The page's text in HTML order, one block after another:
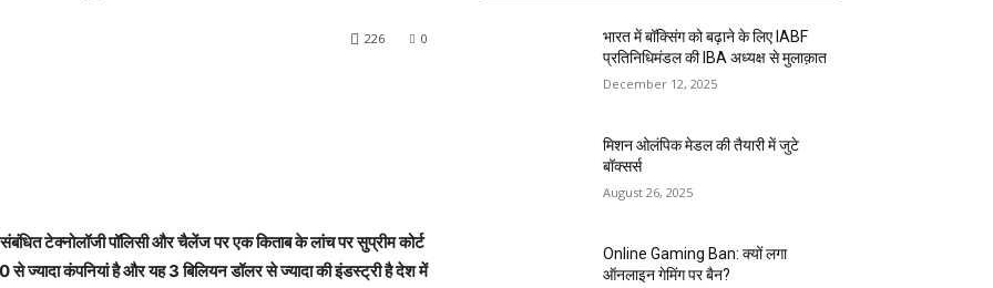
0
226
टेक्नोलॉजी पॉलिसी और चैलेंज पर एक किताब के लांच पर सुप्रीम कोर्ट
ज्यादा कंपनियां है और यह 3 बिलियन डॉलर से ज्यादा की इंडस्ट्री है देश में
भारत में बॉक्सिंग को बढ़ाने के लिए IABF
प्रतिनिधिमंडल की IBA अध्यक्ष से मुलाक़ात
December 12, 2025
मिशन ओलंपिक मेडल की तैयारी में जुटे
बॉक्सर्स
August 26, 2025
Online Gaming Ban: क्यों लगा
ऑनलाइन गेमिंग पर बैन?